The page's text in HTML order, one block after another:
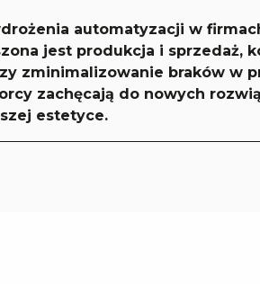
automatyzacji w
jest produkcja i sprzedaż,
zminimalizowanie braków w
zachęcają do nowych
estetyce.